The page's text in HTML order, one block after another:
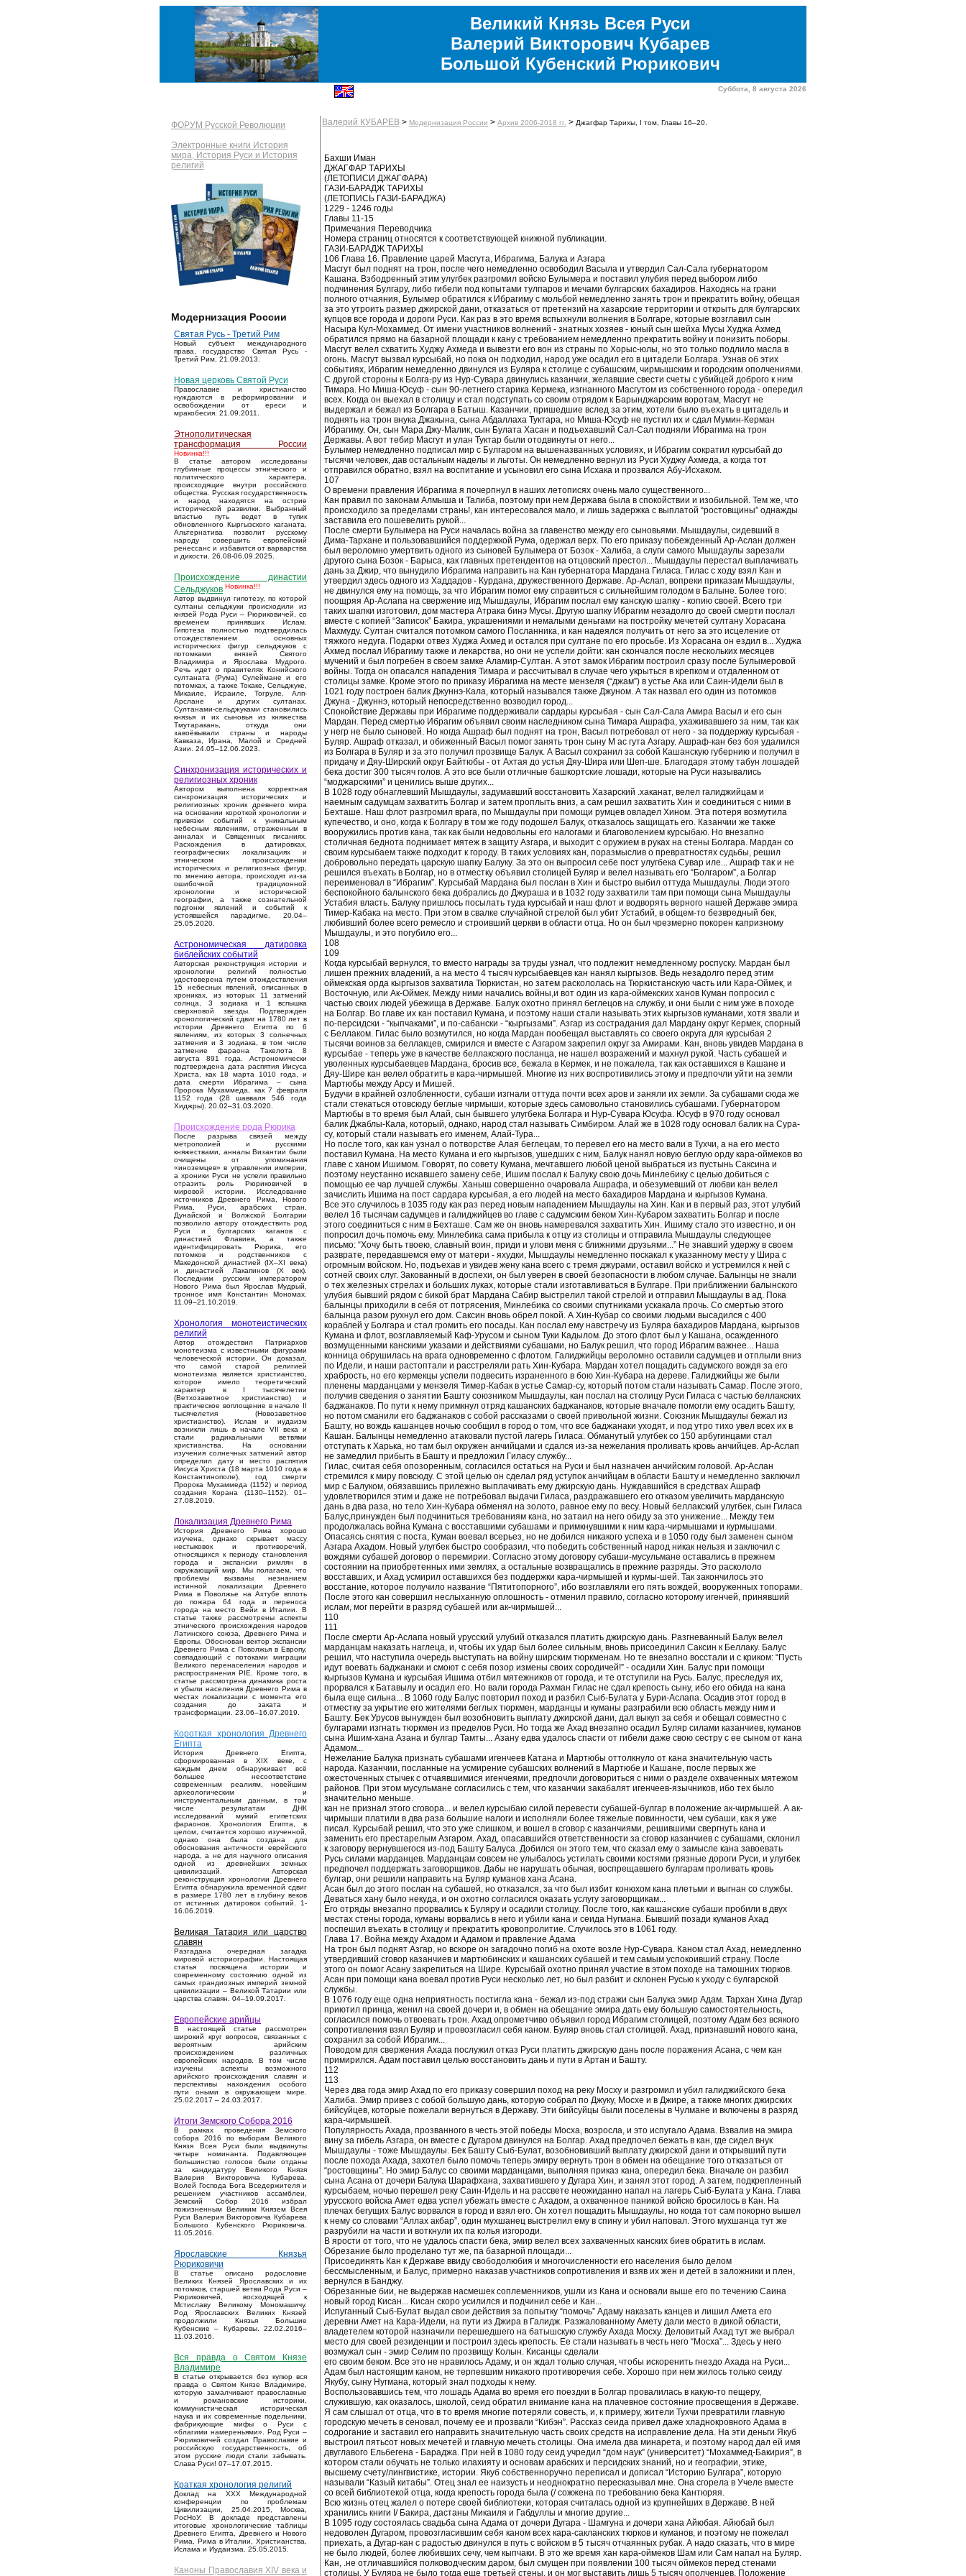
Великий Князь Всея Руси
Валерий Викторович Кубарев
Большой Кубенский Рюрикович
Суббота, 8 августа 2026
ФОРУМ Русской Революции
Электронные книги История
мира, История Руси и История
религий
Модернизация России
Святая Русь - Третий Рим
Новый субъект международного
права, государство Святая Русь -
Третий Рим, 21.09.2013.
Новая церковь Святой Руси
Православие и христианство
нуждаются в реформировании и
освобождении от ереси и
мракобесия. 21.09.2011.
Этнополитическая
трансформация России
Новинка!!!
В статье автором исследованы
глубинные процессы этнического и
политического характера,
происходящие внутри российского
общества. Русская государственность
и народ находятся на острие
исторической развилки. Выбранный
властью путь ведет в тупик
обновленного Кыргызского каганата.
Альтернатива позволит русскому
народу совершить европейский
ренессанс и избавится от варварства
и дикости. 26.08-06.09.2025.
Происхождение династии
Сельджуков Новинка!!!
Автор выдвинул гипотезу, по которой
султаны сельджуки происходили из
князей Рода Руси – Рюриковичей, со
временем принявших Ислам.
Гипотеза полностью подтвердилась
отождествлением основных
исторических фигур сельджуков с
потомками князей Святого
Владимира и Ярослава Мудрого.
Речь идет о правителях Конийского
султаната (Рума) Сулеймане и его
потомках, а также Токаке, Сельджуке,
Микаиле, Исраиле, Тогруле, Алп-
Арслане и других султанах.
Султанами-сельджуками становились
князья и их сыновья из княжества
Тмутаракань, откуда они
завоёвывали страны и народы
Кавказа, Ирана, Малой и Средней
Азии. 24.05–12.06.2023.
Синхронизация исторических и
религиозных хроник
Автором выполнена корректная
синхронизация исторических и
религиозных хроник древнего мира
на основании короткой хронологии и
привязки событий к уникальным
небесным явлениям, отраженным в
анналах и Священных писаниях.
Расхождения в датировках,
географических локализациях и
этническом происхождении
исторических и религиозных фигур,
по мнению автора, происходят из-за
ошибочной традиционной
хронологии и исторической
географии, а также сознательной
подгонки явлений и событий к
устоявшейся парадигме. 20.04–
25.05.2020.
Астрономическая датировка
библейских событий
Авторская реконструкция истории и
хронологии религий полностью
удостоверена путем отождествления
15 небесных явлений, описанных в
хрониках, из которых 11 затмений
солнца, 3 зодиака и 1 вспышка
сверхновой звезды. Подтвержден
хронологический сдвиг на 1780 лет в
истории Древнего Египта по 6
явлениям, из которых 3 солнечных
затмения и 3 зодиака, в том числе
затмение фараона Такелота 8
августа 891 года. Астрономически
подтверждена дата распятия Иисуса
Христа, как 18 марта 1010 года, и
дата смерти Ибрагима – сына
Пророка Мухаммеда, как 7 февраля
1152 года (28 шавваля 546 года
Хиджры). 20.02–31.03.2020.
Происхождение рода Рюрика
После разрыва связей между
метрополией и русскими
княжествами, анналы Византии были
очищены от упоминания
«иноземцев» в управлении империи,
а хроники Руси не успели правильно
отразить роль Рюриковичей в
мировой истории. Исследование
источников Древнего Рима, Нового
Рима, Руси, арабских стран,
Дунайской и Волжской Болгарии
позволило автору отождествить род
Руси и булгарских каганов с
династией Флавиев, а также
идентифицировать Рюрика, его
потомков и родственников с
Македонской династией (IX–XI века)
и династией Лакапинов (X век).
Последним русским императором
Нового Рима был Ярослав Мудрый,
тронное имя Константин Мономах.
11.09–21.10.2019.
Хронология монотеистических
религий
Автор отождествил Патриархов
монотеизма с известными фигурами
человеческой истории. Он доказал,
что самой старой религией
монотеизма является христианство,
которое имело теоретический
характер в I тысячелетии
(Ветхозаветное христианство) и
практическое воплощение в начале II
тысячелетия (Новозаветное
христианство). Ислам и иудаизм
возникли лишь в начале VII века и
стали радикальными ветвями
христианства. На основании
изучения солнечных затмений автор
определил дату и место распятия
Иисуса Христа (18 марта 1010 года в
Константинополе), год смерти
Пророка Мухаммеда (1152) и период
создания Корана (1130–1152). 01–
27.08.2019.
Локализация Древнего Рима
История Древнего Рима хорошо
изучена, однако скрывает массу
нестыковок и противоречий,
относящихся к периоду становления
города и экспансии римлян в
окружающий мир. Мы полагаем, что
проблемы вызваны незнанием
истинной локализации Древнего
Рима в Поволжье на Ахтубе вплоть
до пожара 64 года и переноса
города на место Вейи в Италии. В
статье также рассмотрены аспекты
этнического происхождения народов
Латинского союза, Древнего Рима и
Европы. Обоснован вектор экспансии
Древнего Рима с Поволжья в Европу,
совпадающий с потоками миграции
Великого перенаселения народов и
распространения PIE. Кроме того, в
статье рассмотрена динамика роста
и убыли населения Древнего Рима в
местах локализации с момента его
создания до заката и
трансформации. 23.06–16.07.2019.
Короткая хронология Древнего
Египта
История Древнего Египта,
сформированная в XIX веке, с
каждым днем обнаруживает всё
большее несоответствие
современным реалиям, новейшим
археологическим и
инструментальным данным, в том
числе результатам ДНК
исследований мумий египетских
фараонов. Хронология Египта, в
целом, считается хорошо изученной,
однако она была создана для
обоснования античности еврейского
народа, а не для научного описания
одной из древнейших земных
цивилизаций. Авторская
реконструкция хронологии Древнего
Египта обнаружила временной сдвиг
в размере 1780 лет в глубину веков
от истинных датировок событий. 1-
16.06.2019.
Великая Татария или царство
славян
Разгадана очередная загадка
мировой историографии. Настоящая
статья посвящена истории и
современному состоянию одной из
самых грандиозных империй земной
цивилизации – Великой Татарии или
царства славян. 04–19.09.2017.
Европейские арийцы
В настоящей статье рассмотрен
широкий круг вопросов, связанных с
вероятным арийским
происхождением различных
европейских народов. В том числе
изучены аспекты возможного
арийского происхождения славян и
перспективы нахождения особого
пути оными в окружающем мире.
25.02.2017 – 24.03.2017.
Итоги Земского Собора 2016
В рамках проведения Земского
собора 2016 по выборам Великого
Князя Всея Руси были выдвинуты
четыре номинанта. Подавляющее
большинство голосов были отданы
за кандидатуру Великого Князя
Валерия Викторовича Кубарева.
Волей Господа Бога Вседержителя и
решением участников ассамблеи,
Земский Собор 2016 избрал
пожизненным Великим Князем Всея
Руси Валерия Викторовича Кубарева
Большого Кубенского Рюриковича.
11.05.2016.
Ярославские Князья
Рюриковичи
В статье описано родословие
Великих Князей Ярославских и их
потомков, старшей ветви Рода Руси –
Рюриковичей, восходящей к
Мстиславу Великому Мономашичу.
Род Ярославских Великих Князей
продолжили Князья Большие
Кубенские – Кубаревы. 22.02.2016–
11.03.2016.
Вся правда о Святом Князе
Владимире
В статье открывается без купюр вся
правда о Святом Князе Владимире,
которую замалчивают православные
и романовские историки,
коммунистическая историческая
наука и их современные подельники,
фабрикующие мифы о Руси с
«благими намереньями». Род Руси –
Рюриковичей создал Православие и
российскую государственность, об
этом русские люди стали забывать.
Слава Руси! 07–17.07.2015.
Краткая хронология религий
Доклад на XXX Международной
конференции по проблемам
Цивилизации, 25.04.2015, Москва,
РосНоУ. В докладе представлены
итоговые хронологические таблицы
Древнего Египта, Древнего и Нового
Рима, Рима в Италии, Христианства,
Ислама и Иудаизма. 25.05.2015.
Каноны Православия XIV века и
Валерий КУБАРЕВ > Модернизация России > Архив 2006-2018 гг. > Джагфар Тарихы, I том, Главы 16–20.
Бахши Иман
ДЖАГФАР ТАРИХЫ
(ЛЕТОПИСИ ДЖАГФАРА)
ГАЗИ-БАРАДЖ ТАРИХЫ
(ЛЕТОПИСЬ ГАЗИ-БАРАДЖА)
1229 - 1246 годы
Главы 11-15
Примечания Переводчика
Номера страниц относятся к соответствующей книжной публикации.
ГАЗИ-БАРАДЖ ТАРИХЫ
106 Глава 16. Правление царей Масгута, Ибрагима, Балука и Азгара
Масгут был поднят на трон, после чего немедленно освободил Васыла и утвердил Сал-Сала губернатором
Кашана. Взбодренный этим улугбек разгромил войско Булымера и поставил улубия перед выбором либо
подчинения Булгару, либо гибели под копытами тулпаров и мечами булгарских бахадиров. Находясь на грани
полного отчаяния, Булымер обратился к Ибрагиму с мольбой немедленно занять трон и прекратить войну, обещая
за это утроить размер джирской дани, отказаться от претензий на хазарские территории и открыть для булгарских
купцов все города и дороги Руси. Как раз в это время вспыхнули волнения в Болгаре, которые возглавил сын
Насыра Кул-Мохаммед. От имени участников волнений - знатных хозяев - юный сын шейха Мусы Худжа Ахмед
обратился прямо на базарной площади к кану с требованием немедленно прекратить войну и понизить поборы.
Масгут велел схватить Худжу Ахмеда и вывезти его вон из страны по Хорыс-юлы, но это только подлило масла в
огонь. Масгут вызвал курсыбай, но пока он подходил, народ уже осадил его в цитадели Болгара. Узнав об этих
событиях, Ибрагим немедленно двинулся из Буляра к столице с субашским, чирмышским и городским ополчениями.
С другой стороны к Болга-ру из Нур-Сувара двинулись казанчии, желавшие свести счеты с убийцей доброго к ним
Тимара. Но Миша-Юсуф - сын 90-летнего старика Кермека, изгнанного Масгутом из собственного города - опередил
всех. Когда он выехал в столицу и стал подступать со своим отрядом к Барынджарским воротам, Масгут не
выдержал и бежал из Болгара в Батыш. Казанчии, пришедшие вслед за этим, хотели было въехать в цитадель и
поднять на трон внука Джакына, сына Абдаллаха Туктара, но Миша-Юсуф не пустил их и сдал Мумин-Керман
Ибрагиму. Он, сын Мара Джу-Малик, сын Булата Хасан и подъехавший Сал-Сал подняли Ибрагима на трон
Державы. А вот тебир Масгут и улан Туктар были отодвинуты от него...
Булымер немедленно подписал мир с Булгаром на вышеназванных условиях, и Ибрагим сократил курсыбай до
тысячи человек, дав остальным наделы и льготы. Он немедленно вернул из Руси Худжу Ахмеда, а когда тот
отправился обратно, взял на воспитание и усыновил его сына Исхака и прозвался Абу-Исхаком.
107
О времени правления Ибрагима я почерпнул в наших летописях очень мало существенного...
Кан правил по законам Алмыша и Талиба, поэтому при нем Держава была в спокойствии и изобильной. Тем же, что
происходило за пределами странь!, кан интересовался мало, и лишь задержка с выплатой “ростовщины” однажды
заставила его пошевелить рукой...
После смерти Булымера на Руси началась война за главенство между его сыновьями. Мышдаулы, сидевший в
Дима-Тархане и пользовавшийся поддержкой Рума, одержал верх. По его приказу побежденный Ар-Аслан должен
был вероломно умертвить одного из сыновей Булымера от Бозок - Халиба, а слуги самого Мышдаулы зарезали
другого сына Бозок - Барыса, как главных претендентов на отцовский престол... Мышдаулы перестал выплачивать
дань за Джир, что вынудило Ибрагима направить на Кан губернатора Мардана Гиласа. Гилас с ходу взял Кан и
утвердил здесь одного из Хаддадов - Курдана, дружественного Державе. Ар-Аслап, вопреки приказам Мышдаулы,
не двинулся ему на помощь, за что Ибрагим помог ему справиться с сильнейшим голодом в Балыне. Более того:
поощряя Ар-Аслапа на свержение игд Мышдаулы, Ибрагим послал ему канскую шапку - копию своей. Всего три
таких шапки изготовил, дом мастера Атрака бинэ Мусы. Другую шапку Ибрагим незадолго до своей смерти послал
вместе с копией “Записок” Бакира, украшениями и немалыми деньгами на постройку мечетей султану Хорасана
Махмуду. Султан считался потомком самого Посланника, и кан надеялся получить от него за это исцеление от
тяжкого недуга. Подарки отвез Худжа Ахмед и остался при султане по его просьбе. Из Хорасана он ездил в... Худжа
Ахмед послал Ибрагиму также и лекарства, но они не успели дойти: кан скончался после нескольких месяцев
мучений и был погребен в своем замке Аламир-Султан. А этот замок Ибрагим построил сразу после Булымеровой
войны. Тогда он опасался нападения Тимара и рассчитывал в случае чего укрыться в крепком и отдаленном от
столицы замке. Кроме этого по приказу Ибрагима на месте мензеля (“джам”) в устье Ака или Саин-Идели был в
1021 году построен балик Джуннэ-Кала, который назывался также Джуном. А так назвал его один из потомков
Джуна - Джуннэ, который непосредственно возводил город...
Спокойствие Державы при Ибрагиме поддерживали сардары курсыбая - сын Сал-Сала Амира Васыл и его сын
Мардан. Перед смертью Ибрагим объявил своим наследником сына Тимара Ашрафа, ухаживавшего за ним, так как
у негр не было сыновей. Но когда Ашраф был поднят на трон, Васыл потребовал от него - за поддержку курсыбая -
Буляр. Ашраф отказал, и обиженный Васыл помог занять трон сыну M ас гута Азгару. Ашраф-кан без боя удалился
из Болгара в Буляр и за это получил прозвище Балук. А Васыл сохранил за собой Кашанскую губернию и получил в
придачу и Дяу-Ширский округ Байтюбы - от Ахтая до устья Дяу-Шира или Шеп-ше. Благодаря этому табун лошадей
бека достиг 300 тысяч голов. А это все были отличные башкортские лошади, которые на Руси назывались
“моджарскими” и ценились выше других...
В 1028 году обнаглевший Мышдаулы, задумавший восстановить Хазарский .хаканат, велел галиджийцам и
наемным садумцам захватить Болгар и затем проплыть вниз, а сам решил захватить Хин и соединиться с ними в
Бехташе. Наш флот разгромил врага, по Мышдаулы при помощи румцев овладел Хином. Эта потеря возмутила
купечество, и оно, когда к Болгару в том же году подошел Балук, отказалось защищать его. Казанчии же также
вооружились против кана, так как были недовольны его налогами и благоволением курсыбаю. Но внезапно
столичная беднота поднимает мятеж в защиту Азгара, и выходит с оружием в руках на стены Болгара. Мардан со
своим курсыбаем также подходит к городу. В таких условиях кан, поразмыслив о превратностях судьбы, решил
добровольно передать царскую шапку Балуку. За это он выпросил себе пост улугбека Сувар иле... Ашраф так и не
решился въехать в Болгар, но в отместку объявил столицей Буляр и велел называть его “Болгаром”, а Болгар
переименовал в “Ибрагим”. Курсыбай Мардана был послан в Хин и быстро выбил оттуда Мышдаулы. Люди этого
беспокойного балынского бека добрались до Джураша и в 1032 году захватили там при помощи сына Мышдаулы
Устабия власть. Балуку пришлось посылать туда курсыбай и наш флот и водворять верного нашей Державе эмира
Тимер-Кабака на место. При этом в свалке случайной стрелой был убит Устабий, в общем-то безвредный бек,
любивший более всего ремесло и строивший церкви в области отца. Но он был чрезмерно покорен капризному
Мышдаулы, и это погубило его...
108
109
Когда курсыбай вернулся, то вместо награды за труды узнал, что подлежит немедленному роспуску. Мардан был
лишен прежних владений, а на место 4 тысяч курсыбаевцев кан нанял кыргызов. Ведь незадолго перед этим
оймекская орда кыргызов захватила Тюркистан, но затем раскололась на Тюркистанскую часть или Кара-Оймек, и
Восточную, или Ак-Оймек. Между ними начались войны,и вот один из кара-оймекских ханов Куман попросил с
частью своих людей убежища в Державе. Балук охотно принял беглецов на службу, и они были с ним уже в походе
на Болгар. Во главе их кан поставил Кумана, и поэтому наши стали называть этих кыргызов куманами, хотя звали и
по-персидски - “кыпчаками”, и по-сабански - “кыргызами”. Азгар из сострадания дал Мардану округ Кермек, спорный
с Беллаком. Гилас было возмутился, но когда Мардан пообещал выставлять со своего округа для курсыбая 2
тысячи воинов за беллакцев, смирился и вместе с Азгаром закрепил округ за Амирами. Кан, вновь увидев Мардана в
курсыбае - теперь уже в качестве беллакского посланца, не нашел возражений и махнул рукой. Часть субашей и
уволенных курсыбаевцев Мардана, бросив все, бежала в Кермек, и не пожалела, так как оставшихся в Кашане и
Дяу-Шире кан велел обратить в кара-чирмышей. Многие из них воспротивились этому и предпочли уйти на земли
Мартюбы между Арсу и Мишей.
Будучи в крайней озлобленности, субаши изгнали оттуда почти всех аров и заняли их земли. За субашами сюда же
стали стекаться отовсюду беглые чирмыши, которые здесь самовольно становились субашами. Губернатором
Мартюбы в то время был Алай, сын бывшего улугбека Болгара и Нур-Сувара Юсуфа. Юсуф в 970 году основал
балик Джаблы-Кала, который, однако, народ стал называть Симбиром. Алай же в 1028 году основал балик на Сура-
су, который стали называть его именем, Алай-Тура...
Но после того, как кан узнал о потворстве Алая беглецам, то перевел его на место вали в Тухчи, а на его место
поставил Кумана. На место Кумана и его кыргызов, ушедших с ним, Балук нанял новую беглую орду кара-оймеков во
главе с ханом Ишимом. Говорят, по совету Кумана, мечтавшего любой ценой выбраться из пустынь Саксина и
поэтому неустанно искавшего замену себе, Ишим послал к Балуку свою дочь Минлебику с целью добиться с
помощью ее чар лучшей службы. Ханыш совершенно очаровала Ашрафа, и обезумевший от любви кан велел
зачислить Ишима на пост сардара курсыбая, а его людей на место бахадиров Мардана и кыргызов Кумана.
Все это случилось в 1035 году как раз перед новым нападением Мышдаулы на Хин. Как и в первый раз, этот улубий
велел 16 тысячам садумцев и галиджийцев во главе с садумским беком Хин-Кубаром захватить Болгар и после
этого соединиться с ним в Бехташе. Сам же он вновь намеревался захватить Хин. Ишиму стало это известно, и он
попросил дочь помочь ему. Минлебика сама прибыла к отцу из столицы и отправила Мышдаулы следующее
письмо: “Хочу быть твоею, славный воин, приди и улови меня с ближними друзьями...” Не знавший удержу в своем
разврате, передавшемся ему от матери - яхудки, Мышдаулы немедленно поскакал к указанному месту у Шира с
огромным войском. Но, подъехав и увидев жену кана всего с тремя джурами, оставил войско и устремился к ней с
сотней своих слуг. Закованный в доспехи, он был уверен в своей безопасности в любом случае. Балынцы не знали
о тех железных стрелах и больших луках, которые стали изготавливаться в Булгаре. При приближении балынского
улубия бывший рядом с бикой брат Мардана Сабир выстрелил такой стрелой и отправил Мышдаулы в ад. Пока
балынцы приходили в себя от потрясения, Минлебика со своими спутниками ускакала прочь. Со смертью этого
балынца разом рухнул его дом. Саксин вновь обрел покой. А Хин-Кубар со своими людьми высадился с 400
кораблей у Болгара и стал громить его посады. Кан послал ему навстречу из Буляра бахадиров Мардана, кыргызов
Кумана и флот, возглавляемый Каф-Урусом и сыном Туки Кадылом. До этого флот был у Кашана, осажденного
возмущенными канскими указами и действиями субашами, но Балук решил, что город Ибрагим важнее... Наша
конница обрушилась на врага одновременно с флотом. Галиджийцы вероломно оставили садумцев и отплыли вниз
по Идели, и наши растоптали и расстреляли рать Хин-Кубара. Мардан хотел пощадить садумского вождя за его
храбрость, но его кермекцы успели подвесить израненного в бою Хин-Кубара на дереве. Галиджийцы же были
пленены марданцами у мензеля Тимер-Кабак в устье Самар-су, который потом стали называть Самар. После этого,
получив сведения о занятии Башту союзником Мышдаулы, кан послал на столицу Руси Гиласа с частью беллакских
баджанаков. По пути к нему примкнул отряд кашанских баджанаков, которые вначале помогли ему осадить Башту,
но потом сманили его баджанаков с собой рассказами о своей привольной жизни. Союзник Мышдаулы бежал из
Башту, но вождь кашанцев ночью сообщил в город о том, что все баджанаки уходят, и под утро тихо увел всех их в
Кашан. Балынцы немедленно атаковали пустой лагерь Гиласа. Обманутый улугбек со 150 арбугинцами стал
отступать к Харька, но там был окружен анчийцами и сдался из-за нежелания проливать кровь анчийцев. Ар-Аслап
не замедлил прибыть в Башту и предложил Гиласу службу...
Гилас, считая себя опозоренным, согласился остаться на Руси и был назначен анчийским головой. Ар-Аслан
стремился к миру повсюду. С этой целью он сделал ряд уступок анчийцам в области Башту и немедленно заключил
мир с Балуком, обязавшись прилежно выплачивать ему джирскую дань. Нуждавшийся в средствах Ашраф
удовлетворился этим и даже не потребовал выдачи Гиласа, раздражавшего его отказом увеличить марданскую
дань в два раза, но тело Хин-Кубара обменял на золото, равное ему по весу. Новый беллакский улугбек, сын Гиласа
Балус,принужден был подчиниться требованиям кана, но затаил на него обиду за это унижение... Между тем
продолжалась война Кумана с восставшими субашами и примкнувшими к ним кара-чирмышами и курмышами.
Опасаясь снятия с поста, Куман воевал всерьез, но не добился никакого успеха и в 1050 году был заменен сыном
Азгара Ахадом. Новый улугбек быстро сообразил, что победить собственный народ никак нельзя и заключил с
вождями субашей договор о перемирии. Согласно этому договору субаши-мусульмане оставались в прежнем
состоянии на приобретенных ими землях, а остальные возвращались в прежние разряды. Это раскололо
восставших, и Ахад усмирил оставшихся без поддержки кара-чирмышей и курмы-шей. Так закончилось это
восстание, которое получило название “Пятитопорного”, ибо возглавляли его пять вождей, вооруженных топорами.
После этого кан совершил неслыханную оплошность - отменил правило, согласно которому игенчей, принявший
ислам, мог перейти в разряд субашей или ак-чирмышей...
110
111
После смерти Ар-Аслапа новый урусский улубий отказался платить джирскую дань. Разгневанный Балук велел
марданцам наказать наглеца, и, чтобы их удар был более сильным, вновь присоединил Саксин к Беллаку. Балус
решил, что наступила очередь выступать на войну ширским тюркменам. Но те внезапно восстали и с криком: “Пусть
идут воевать баджанаки и смоют с себя позор измены своих сородичей!” - осадили Хин. Балус при помощи
кыргызов Кумана и курсыбая Ишима отбил мятежников от города, и те отступили на Русь. Балус, преследуя их,
прорвался к Батавылу и осадил его. Но вали города Рахман Гилас не сдал крепость сыну, ибо его обида на кана
была еще сильна... В 1060 году Балус повторил поход и разбил Сыб-Булата у Бури-Аслапа. Осадив этот город в
отместку за укрытие его жителями беглых тюркмен, марданцы и куманы разграбили всю область между ним и
Башту. Бек Урусов вынужден был возобновить выплату джирской дани, дал выкуп за себя и обещал совместно с
булгарами изгнать тюркмен из пределов Руси. Но тогда же Ахад внезапно осадил Буляр силами казанчиев, куманов
сына Ишим-хана Азана и булгар Тамты... Азану едва удалось спасти от гибели даже свою сестру с ее сыном от кана
Адамом...
Нежелание Балука признать субашами игенчеев Катана и Мартюбы оттолкнуло от кана значительную часть
народа. Казанчии, посланные на усмирение субашских волнений в Мартюбе и Кашане, после первых же
ожесточенных стычек с отчаявшимися игенчеями, предпочли договориться с ними о разделе охваченных мятежом
районов. При этом мусульмане согласились с тем, что казанчии закабалят игенчеев-язычников, ибо тех было
значительно меньше.
кан не признал этого сговора... и велел курсыбаю силой перевести субашей-булгар в положение ак-чирмышей. А ак-
чирмыши платили в два раза большие налоги и исполняли более тяжелые повинности, чем субаши, как я уже
писал. Курсыбай решил, что это уже слишком, и вошел в сговор с казанчиями, решившими свергнуть кана и
заменить его престарелым Азгаром. Ахад, опасавшийся ответственности за сговор казанчиев с субашами, склонил
к заговору вернувшегося из-под Башту Балуса. Добился он этого тем, что сказал ему о замысле кана завоевать
Русь силами марданцев. Марданцам совсем не улыбалось устилать своими костями грязные дороги Руси, и улугбек
предпочел поддержать заговорщиков. Дабы не нарушать обычая, воспрещавшего булгарам проливать кровь
булгар, они решили направить на Буляр куманов хана Асана.
Асан был до этого послан на субашей, но отказался, за что был избит конюхом кана плетьми и выгнан со службы.
Деваться хану было некуда, и он охотно согласился оказать услугу заговорщикам...
Его отряды внезапно прорвались к Буляру и осадили столицу. После того, как кашанские субаши пробили в двух
местах стены города, куманы ворвались в него и убили кана и сеида Нугмана. Бывший позади куманов Ахад
поспешил въехать в столицу и прекратить кровопролитие. Случилось это в 1061 году.
Глава 17. Война между Ахадом и Адамом и правление Адама
На трон был поднят Азгар, но вскоре он загадочно погиб на охоте возле Нур-Сувара. Каном стал Ахад, немедленно
утвердивший сговор казанчиев и мартюбинских и кашанских субашей и тем самым успокоивший страну. После
этого он помог Асану закрепиться на Шире. Курсыбай охотно принял участие в этом походе на тамошних тюрков.
Асан при помощи кана воевал против Руси несколько лет, но был разбит и склонен Русью к уходу с булгарской
службы.
В 1076 году еще одна неприятность постигла кана - бежал из-под стражи сын Балука эмир Адам. Тархан Хина Дугар
приютил принца, женил на своей дочери и, в обмен на обещание эмира дать ему большую самостоятельность,
согласился помочь отвоевать трон. Ахад опрометчиво объявил город Ибрагим столицей, поэтому Адам без всякого
сопротивления взял Буляр и провозгласил себя каном. Буляр вновь стал столицей. Ахад, признавший нового кана,
сохранил за собой Ибрагим...
Поводом для свержения Ахада послужил отказ Руси платить джирскую дань после поражения Асана, с чем кан
примирился. Адам поставил целью восстановить дань и пути в Артан и Башту.
112
113
Через два года эмир Ахад по его приказу совершил поход на реку Мосху и разгромил и убил галиджийского бека
Халиба. Эмир привез с собой большую дань, которую собрал по Джуку, Мосхе и в Джире, а также многих джирских
бийсуйцев, которые пожелали вернуться в Державу. Эти бийсуйцы были поселены в Чулмане и включены в разряд
кара-чирмышей.
Популярность Ахада, прозванного в честь этой победы Мосха, возросла, и это испугало Адама. Взвалив на эмира
вину за гибель Азгара, он вместе с Дугаром двинулся на Болгар. Ахад предпочел бежать в кан, где сидел внук
Мышдаулы - тоже Мышдаулы. Бек Башту Сыб-Булат, возобновивший выплату джирской дани и открывший пути
после похода Ахада, захотел было помочь теперь эмиру вернуть трон в обмен на обещание того отказаться от
“ростовщины”. Но эмир Балус со своими марданцами, выполняя приказ кана, опередил бека. Вначале он разбил
сына Асана от дочери Балука Шарафхана, захватившего у Дугара Хин, и занял этот город. А затем, подкрепленный
курсыбаем, ночью перешел реку Саин-Идель и на рассвете неожиданно напал на лагерь Сыб-Булата у Кана. Глава
урусского войска Амет едва успел убежать вместе с Ахадом, а охваченное паникой войско бросилось в Кан. На
плечах бегущих Балус ворвался в город и взял его. Он хотел пощадить Мышдаулы, но когда тот сам покорно вышел
к нему со словами “Аллах акбар”, один мухшанец выстрелил ему в спину и убил наповал. Этого мухшанца тут же
разрубили на части и воткнули их па колья изгороди.
В ярости от того, что не удалось спасти бека, эмир велел всех захваченных канских биев обратить в ислам.
Обрезание было проделано тут же, па базарной площади...
Присоединять Кан к Державе ввиду свободолюбия и многочисленности его населения было делом
бессмысленным, и Балус, примерно наказав участников сопротивления и взяв их жен и детей в заложники и плен,
вернулся в Банджу.
Обрезанные бии, не выдержав насмешек соплеменников, ушли из Кана и основали выше его по течению Саина
новый город Кисан... Кисан скоро усилился и подчинил себе и Кан...
Испуганный Сыб-Булат выдал свои действия за попытку “помочь” Адаму наказать канцев и лишил Амета его
деревни Амет на Кара-Идели, на пути из Джира в Галидж. Разжалованному Амету дали место в дикой области,
владетелем которой назначили перешедшего на батышскую службу Ахада Мосху. Деловитый Ахад тут же выбрал
место для своей резиденции и построил здесь крепость. Ее стали называть в честь него “Мосха”... Здесь у него
возмужал сын - эмир Селим по прозвищу Колын. Кисанцы сделали
его своим беком. Все это не нравилось Адаму, и он ждал только случая, чтобы искоренить гнездо Ахада на Руси...
Адам был настоящим каном, не терпевшим никакого противоречия себе. Хорошо при нем жилось только сеиду
Якубу, сыну Нугмана, который знал подходы к нему.
Воспользовавшись тем, что лошадь Адама во время его поездки в Болгар провалилась в какую-то пещеру,
служившую, как оказалось, школой, сеид обратил внимание кана на плачевное состояние просвещения в Державе.
Я сам слышал от отца, что в то время многие потеряли совесть, и, к примеру, жители Тухчи превратили главную
городскую мечеть в сеновал, почему ее и прозвали “Кибэн”. Рассказ сеида привел даже хладнокровного Адама в
содрогание и заставил его направить значительную часть своих средств на исправление дела. На эти деньги Якуб
выстроил пятьсот новых мечетей и главную мечеть столицы. Она имела два минарета, и поэтому народ дал ей имя
двуглавого Ельбегена - Бараджа. При ней в 1080 году сеид учредил “дом наук” (университет) “Мохаммед-Бакирия”, в
котором стали обучать не только илахияту и основам арабских и персидских знаний, но и географии, этике,
высшему счету/лингвистике, истории. Якуб собственноручно переписал и дописал “Историю Булгара”, которую
называли “Казый китабы”. Отец знал ее наизусть и неоднократно пересказывал мне. Она сгорела в Учеле вместе
со всей библиотекой отца, когда крепость города была (/ сожжена по требованию бека Кантюряя.
Всю жизнь отец жалел о потере своей библиотеки, которая считалась одной из крупнейших в Державе. В ней
хранились книги I/ Бакира, дастаны Микаиля и Габдуллы и многие другие...
В 1095 году состоялась свадьба сына Адама от дочери Дугара - Шамгуна и дочери хана Айюбая. Айюбай был
недоволен Дугаром, провозгласившим себя каном всех кара-сакланских тюрков и куманов, и поэтому не пожелал
приехать, а Дугар-кан с радостью двинулся в путь с войском в 5 тысяч отчаянных рубак. А надо сказать, что в мире
не было людей, более любивших сечу, чем кыпчаки. В это же время хан кара-оймеков Шам или Сам напал на Буляр.
Кан, .не отличавшийся полководческим даром, был смущен при появлении 100 тысяч оймеков перед стенами
столицы. У Буляра не было тогда еще третьей стены, и он мог выставить лишь 5 тысяч ополченцев. Положение